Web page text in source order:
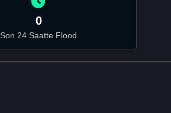
0
Son 24 Saatte Flood